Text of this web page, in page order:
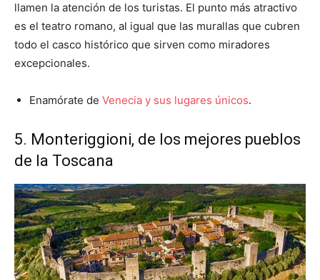
llamen la atención de los turistas. El punto más atractivo
es el teatro romano, al igual que las murallas que cubren
todo el casco histórico que sirven como miradores
excepcionales.
Enamórate de Venecia y sus lugares únicos.
5. Monteriggioni, de los mejores pueblos
de la Toscana